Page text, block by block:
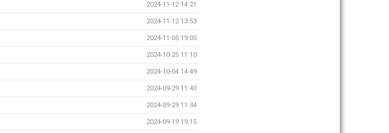
2024-11-12 14:21
2024-11-12 13:53
2024-11-05 19:05
2024-10-25 11:10
2024-10-04 14:49
2024-09-29 11:40
2024-09-29 11:34
2024-09-19 19:15